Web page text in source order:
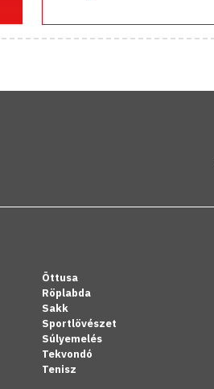
Öttusa
Röplabda
Sakk
Sportlövészet
Súlyemelés
Tekvondó
Tenisz